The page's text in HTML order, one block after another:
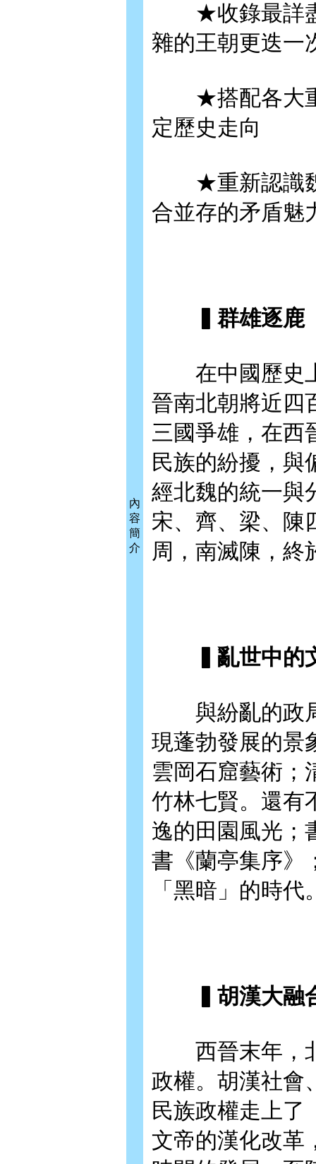
內
容
簡
介
★收錄最詳盡
雜的王朝更迭一
★搭配各大重
定歷史走向
★重新認識魏
合並存的矛盾魅
▍群雄逐鹿
在中國歷史上
晉南北朝將近四
三國爭雄，在西
民族的紛擾，與
經北魏的統一與
宋、齊、梁、陳
周，南滅陳，終
▍亂世中的
與紛亂的政局
現蓬勃發展的景
雲岡石窟藝術；
竹林七賢。還有
逸的田園風光；
書《蘭亭集序》
「黑暗」的時代
▍胡漢大融
西晉末年，北
政權。胡漢社會
民族政權走上了
文帝的漢化改革